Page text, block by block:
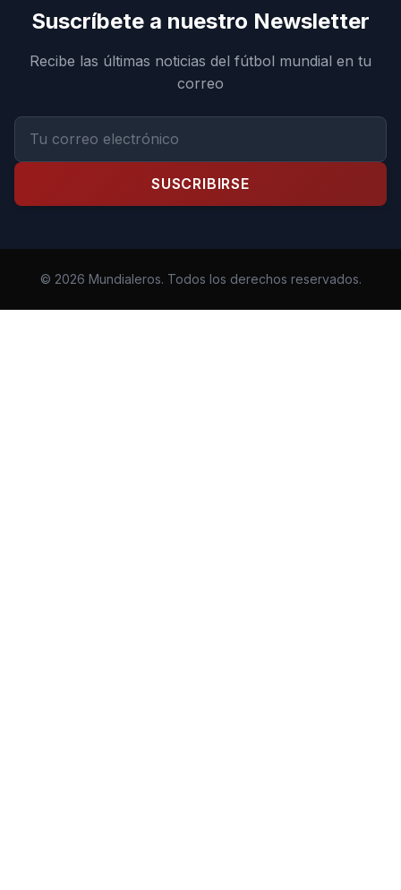
Suscríbete a nuestro Newsletter
Recibe las últimas noticias del fútbol mundial en tu
correo
SUSCRIBIRSE
© 2026 Mundialeros. Todos los derechos reservados.